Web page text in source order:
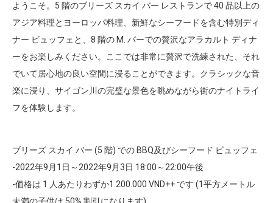
ようこそ。5 階のブリーズ スカイ バー レストランで 40 品以上の
アジア料理とヨーロッパ料理、新鮮なシーフードを含む特別ディ
ナー ビュッフェと、8 階の M. バーでの贅沢なアラカルト ディナ
ーをお楽しみください。ここでは非常に贅沢で洗練された、それ
でいて居心地の良い空間に浸ることができます。クラシックな音
楽に浸り、サイゴン川の完璧な景色を眺めながら街のナイトライ
フを体験します。
ブリーズ スカイ バー (5 階) での BBQ及びシーフード ビュッフェ
-2022年9月1日～2022年9月3日 18:00～22:00午後
-価格は 1 人あたりわずか1.200.000 VND++ です (1平方メートル